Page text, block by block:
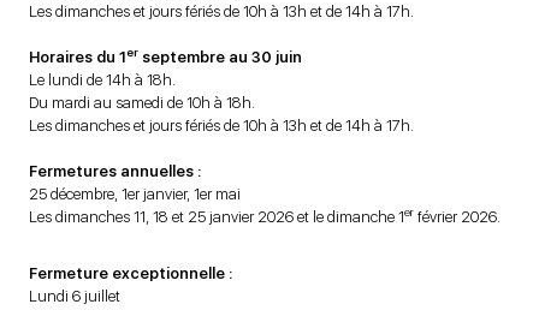
Les dimanches et jours fériés de 10h à 13h et de 14h à 17h.
Horaires du 1er septembre au 30 juin
Le lundi de 14h à 18h.
Du mardi au samedi de 10h à 18h.
Les dimanches et jours fériés de 10h à 13h et de 14h à 17h.
Fermetures annuelles :
25 décembre, 1er janvier, 1er mai
Les dimanches 11, 18 et 25 janvier 2026 et le dimanche 1er février 2026.
Fermeture exceptionnelle :
Lundi 6 juillet